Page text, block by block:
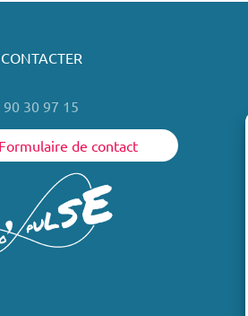
90 30 97 15
Formulaire de contact